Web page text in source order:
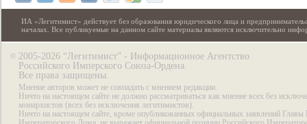
ИА «Легитимист» действует без образования юридического лица и
началах. Все публикуемые на данном сайте материалы являются исключительно
© 2005-2026 “Легитимист” - Информационное Агентство
Российского Имперского Союза-Ордена.
Все права защищены.
Мнение авторов может не совпадать с мнением редакции.
Ничто на настоящем сайте не должно рассматриваться как мнение всех без
монархистов (всех без исключения легитимистов).
Ничто на настоящем сайте, кроме опубликованных официальных заявлений Главы